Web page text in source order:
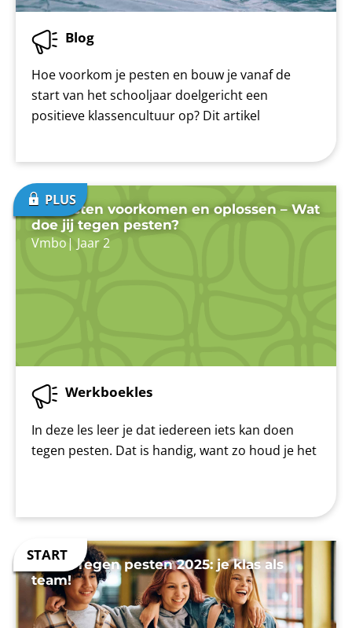
Blog
Hoe voorkom je pesten en bouw je vanaf de
start van het schooljaar doelgericht een
positieve klassencultuur op? Dit artikel
Conflicten voorkomen en oplossen – Wat
doe jij tegen pesten?
Vmbo| Jaar 2
Werkboekles
In deze les leer je dat iedereen iets kan doen
tegen pesten. Dat is handig, want zo houd je het
Week Tegen pesten 2025: je klas als
team!